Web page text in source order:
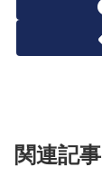
関連記事